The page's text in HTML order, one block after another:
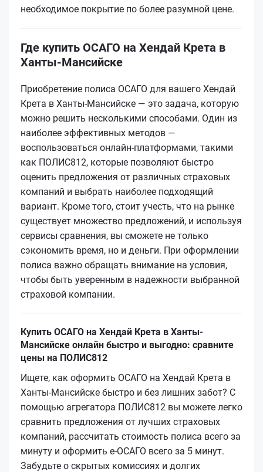
необходимое покрытие по более разумной цене.
Где купить ОСАГО на Хендай Крета в
Ханты-Мансийске
Приобретение полиса ОСАГО для вашего Хендай
Крета в Ханты-Мансийске — это задача, которую
можно решить несколькими способами. Один из
наиболее эффективных методов —
воспользоваться онлайн-платформами, такими
как ПОЛИС812, которые позволяют быстро
оценить предложения от различных страховых
компаний и выбрать наиболее подходящий
вариант. Кроме того, стоит учесть, что на рынке
существует множество предложений, и используя
сервисы сравнения, вы сможете не только
сэкономить время, но и деньги. При оформлении
полиса важно обращать внимание на условия,
чтобы быть уверенным в надежности выбранной
страховой компании.
Купить ОСАГО на Хендай Крета в Ханты-
Мансийске онлайн быстро и выгодно: сравните
цены на ПОЛИС812
Ищете, как оформить ОСАГО на Хендай Крета в
Ханты-Мансийске быстро и без лишних забот? С
помощью агрегатора ПОЛИС812 вы можете легко
сравнить предложения от лучших страховых
компаний, рассчитать стоимость полиса всего за
минуту и оформить е-ОСАГО всего за 5 минут.
Забудьте о скрытых комиссиях и долгих